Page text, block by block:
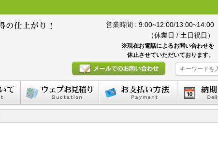
営業時間 : 9:00~12:00/13:00~14:00
（休業日 / 土日祝日）
※現在お電話によるお問い合わせを
休止させていただいております。